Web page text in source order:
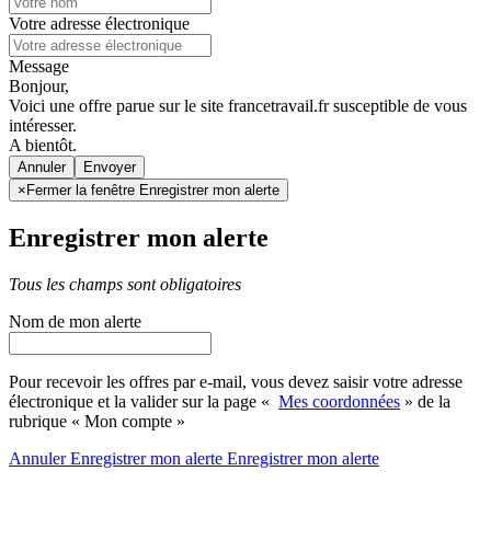
Votre adresse électronique
Message
Bonjour,
Voici une offre parue sur le site francetravail.fr susceptible de vous
intéresser.
A bientôt.
Annuler
× Fermer la fenêtre Enregistrer mon alerte
Enregistrer mon alerte
Tous les champs sont obligatoires
Nom de mon alerte
Pour recevoir les offres par e-mail, vous devez saisir votre adresse
électronique et la valider sur la page « Mes coordonnées » de la
rubrique « Mon compte »
AnnulerEnregistrer mon alerte Enregistrermon alerte